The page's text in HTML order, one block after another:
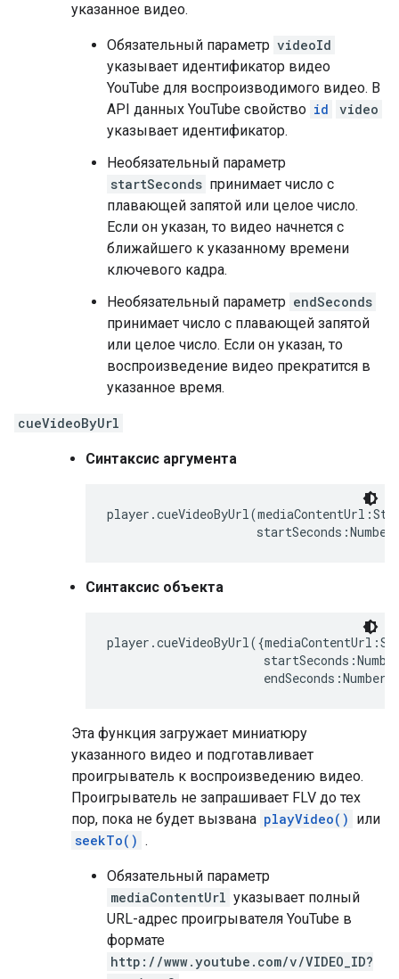
указанное видео.
Обязательный параметр videoId
указывает идентификатор видео
YouTube для воспроизводимого видео. В
API данных YouTube свойство id
video
указывает идентификатор.
Необязательный параметр
startSeconds принимает число с
плавающей запятой или целое число.
Если он указан, то видео начнется с
ближайшего к указанному времени
ключевого кадра.
Необязательный параметр endSeconds
принимает число с плавающей запятой
или целое число. Если он указан, то
воспроизведение видео прекратится в
указанное время.
cueVideoByUrl
Синтаксис аргумента
Синтаксис объекта
Эта функция загружает миниатюру
указанного видео и подготавливает
проигрыватель к воспроизведению видео.
Проигрыватель не запрашивает FLV до тех
пор, пока не будет вызвана playVideo() или
seekTo() .
Обязательный параметр
mediaContentUrl указывает полный
URL-адрес проигрывателя YouTube в
формате
http://www.youtube.com/v/VIDEO_ID?